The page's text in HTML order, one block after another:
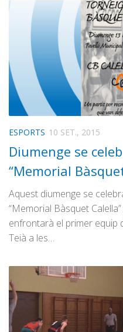
ESPORTS 10 SET., 2015
Diumenge se
“Memorial
Aquest diumenge se
“Memorial Bàsquet
enfrontarà el primer equip
Teià a les…